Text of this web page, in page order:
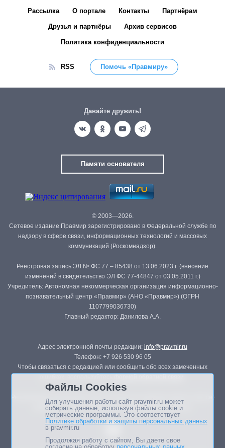
Рассылка О портале Контакты Партнёрам
Друзья и партнёры Архив сервисов
Политика конфиденциальности
RSS Помочь «Правмиру»
Давайте дружить!
Памяти основателя
© 2003—2026.
Сетевое издание Правмир зарегистрировано в Федеральной службе по
надзору в сфере связи, информационных технологий и массовых
коммуникаций (Роскомнадзор).
Реестровая запись ЭЛ № ФС 77 – 85438 от 13.06.2023 г. (внесение
изменений в свидетельство ЭЛ ФС 77-44847 от 03.05.2011 г.)
Учредитель: Автономная некоммерческая организация информационно-
познавательный центр «Правмир» (АНО «Правмир») (ОГРН
1107799036730)
Главный редактор: Данилова А.А.
Адрес электронной почты редакции: info@pravmir.ru
Телефон: +7 926 530 96 05
Чтобы связаться с редакцией или сообщить обо всех замеченных
Републикация материалов сайта в печатных изданиях (книгах, прессе)
возможна только с письменного разрешения редакции.
Файлы Cookies
Для улучшения работы сайт pravmir.ru может
собирать данные, используя файлы cookie и
метрические программы. Это соответствует
Политике обработки и защиты персональных данных
в pravmir.ru
Продолжая работу с сайтом, Вы даете свое